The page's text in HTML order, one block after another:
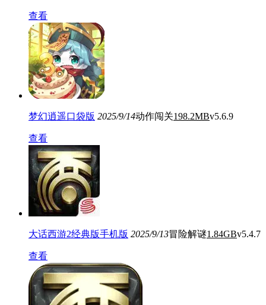
查看
梦幻逍遥口袋版 2025/9/14动作闯关198.2MBv5.6.9
查看
大话西游2经典版手机版 2025/9/13冒险解谜1.84GBv5.4.7
查看